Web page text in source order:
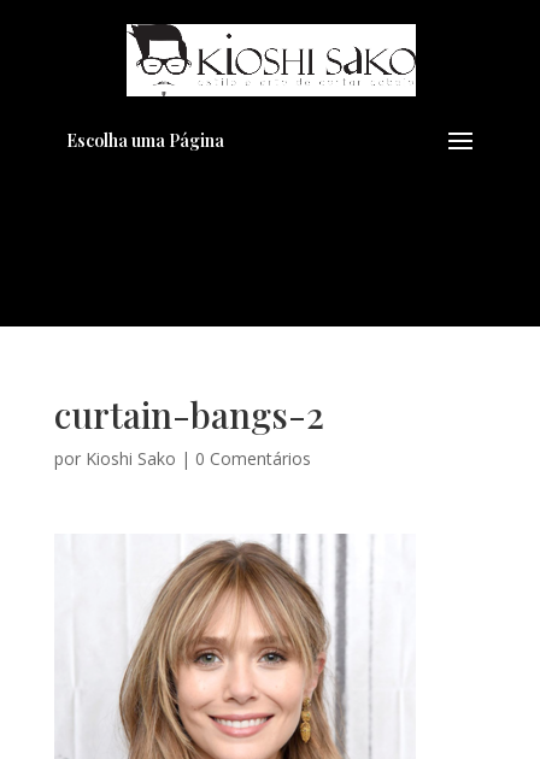
Escolha uma Página
curtain-bangs-2
por Kioshi Sako | 0 Comentários
Pensando em transformar seu
Visual??